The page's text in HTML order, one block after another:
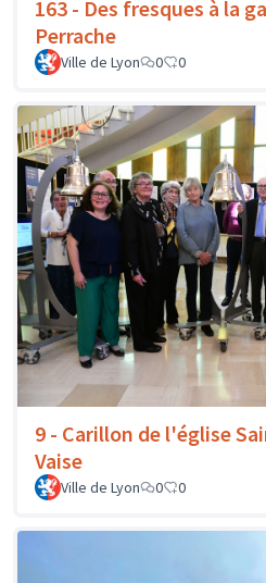
163 - Des fresques à la
Perrache
Ville de Lyon
0 0
9 - Carillon de l'église
Vaise
Ville de Lyon 0 0